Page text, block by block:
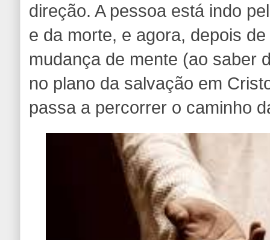
direção. A pessoa está indo
e da morte, e agora, depois
mudança de mente (ao saber
no plano da salvação em
passa a percorrer o caminho